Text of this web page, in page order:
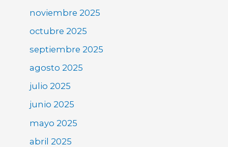
noviembre 2025
octubre 2025
septiembre 2025
agosto 2025
julio 2025
junio 2025
mayo 2025
abril 2025